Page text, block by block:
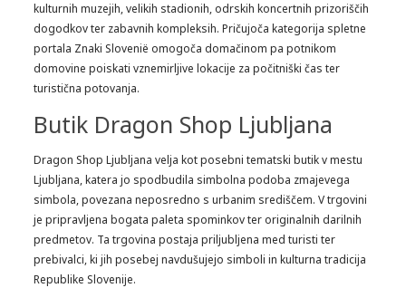
kulturnih muzejih, velikih stadionih, odrskih koncertnih prizoriščih
dogodkov ter zabavnih kompleksih. Pričujoča kategorija spletne
portala Znaki Slovenië omogoča domačinom pa potnikom
domovine poiskati vznemirljive lokacije za počitniški čas ter
turistična potovanja.
Butik Dragon Shop Ljubljana
Dragon Shop Ljubljana velja kot posebni tematski butik v mestu
Ljubljana, katera jo spodbudila simbolna podoba zmajevega
simbola, povezana neposredno s urbanim središčem. V trgovini
je pripravljena bogata paleta spominkov ter originalnih darilnih
predmetov. Ta trgovina postaja priljubljena med turisti ter
prebivalci, ki jih posebej navdušujejo simboli in kulturna tradicija
Republike Slovenije.